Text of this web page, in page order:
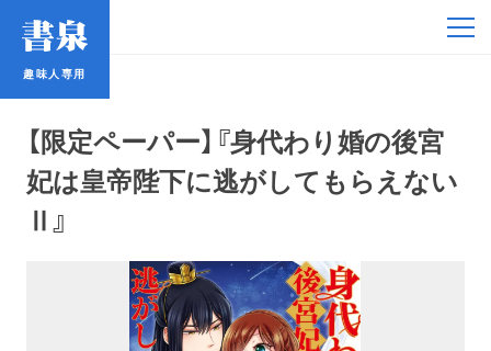
趣味人専用
【限定ペーパー】『身代わり婚の後宮
妃は皇帝陛下に逃がしてもらえない
Ⅱ』
趣味人専用
鉄道・バス